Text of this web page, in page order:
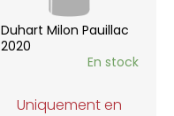
Duhart Milon Pauillac
2020
En stock
Uniquement en